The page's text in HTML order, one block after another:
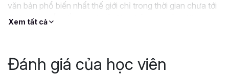
văn bản phổ biến nhất thế giới chỉ trong thời gian chưa tới
4 giờ. Hãy nắm lấy cơ hội và đăng ký ngay bây giờ!
Xem tất cả
Đánh giá của học viên